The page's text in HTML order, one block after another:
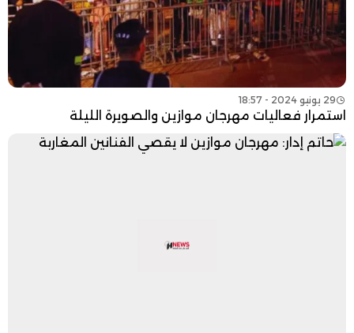
29 يونيو 2024 - 18:57
استمرار فعاليات مهرجان موازين والصويرة الليلة